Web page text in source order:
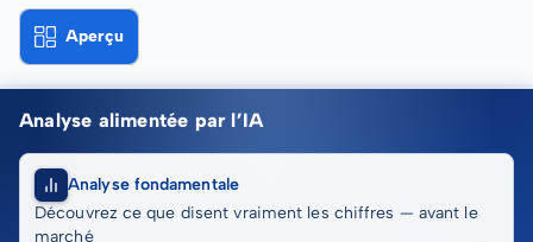
Aperçu
Analyse alimentée par l’IA
Analyse fondamentale
Découvrez ce que disent vraiment les chiffres — avant le
marché